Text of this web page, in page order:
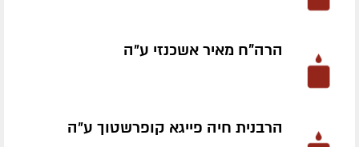
הרה"ח מאיר אשכנזי ע״ה
הרבנית חיה פייגא קופרשטוך ע״ה